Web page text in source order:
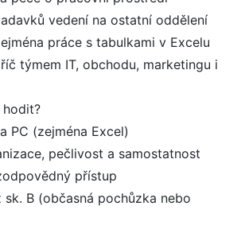
vedení na ostatní oddělení
práce s tabulkami v Excelu
týmem IT, obchodu, marketingu i
hodit?
PC (zejména Excel)
pečlivost a samostatnost
přístup
B (občasná pochůzka nebo